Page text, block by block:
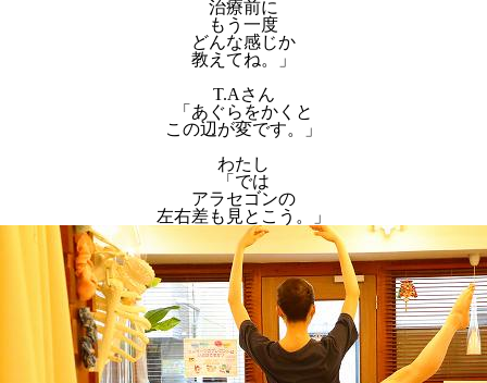
治療前に
もう一度
どんな感じか
教えてね。」
T.Aさん
「あぐらをかくと
この辺が変です。」
わたし
「では
アラセゴンの
左右差も見とこう。」